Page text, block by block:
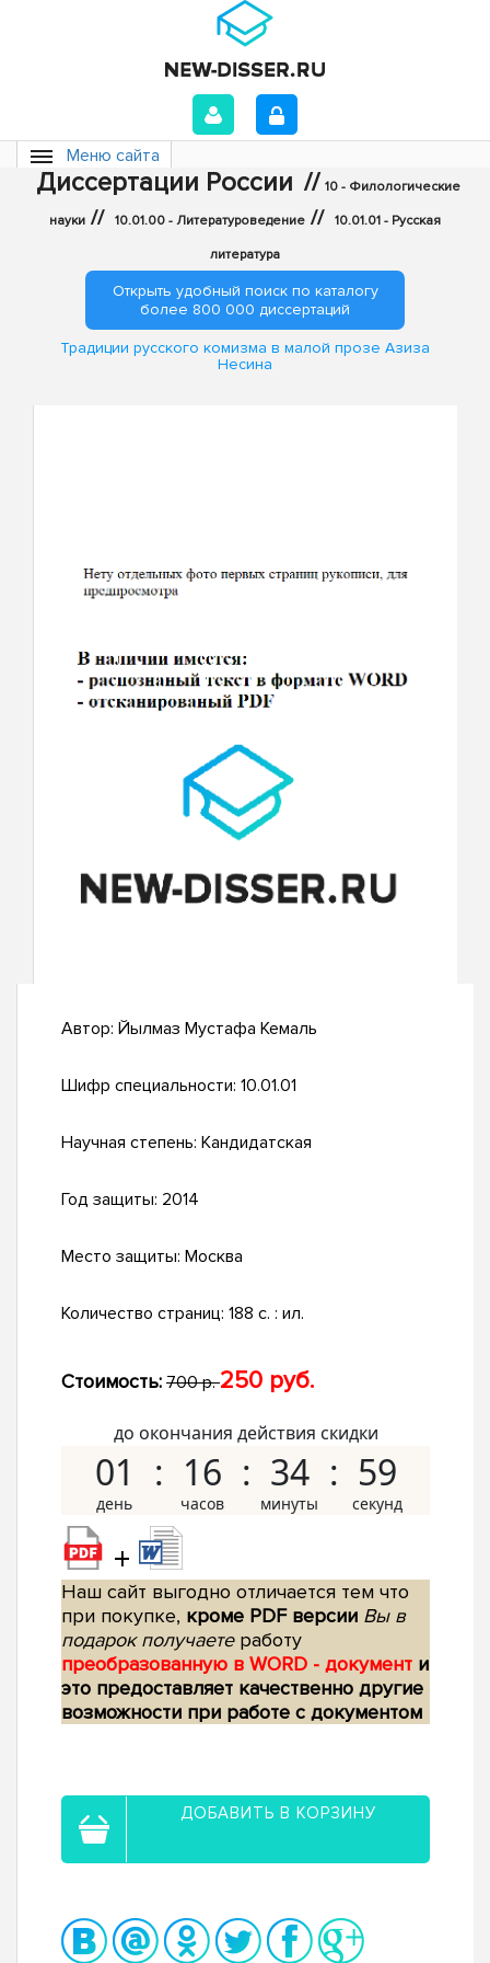
Меню сайта
Диссертации России // 10 - Филологические
науки // 10.01.00 - Литературоведение // 10.01.01 - Русская
литература
Открыть удобный поиск по каталогу
более 800 000 диссертаций
Традиции русского комизма в малой прозе Азиза
Несина
Автор: Йылмаз Мустафа Кемаль
Шифр специальности: 10.01.01
Научная степень: Кандидатская
Год защиты: 2014
Место защиты: Москва
Количество страниц: 188 с. : ил.
Стоимость: 700 р.250 руб.
до окончания действия скидки
01 16 34 58
+
Наш сайт выгодно отличается тем что
при покупке, кроме PDF версии Вы в
подарок получаетеработу
преобразованную в WORD - документ и
это предоставляет качественно другие
возможности при работе с документом
ДОБАВИТЬ В КОРЗИНУ